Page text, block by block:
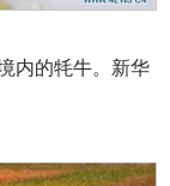
内的牦牛。新华